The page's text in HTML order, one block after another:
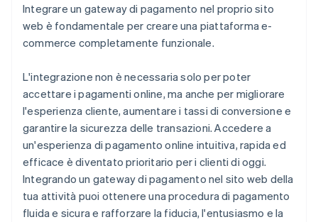
7. Invia le informazioni di pagamento al tuo server
8. Elabora il pagamento sul lato server
10. Gestisci errori e casi limite
11. Testa l’integrazione
12. Attiva la modalità live
Integrare un gateway di pagamento nel proprio sito
web è fondamentale per creare una piattaforma e-
commerce completamente funzionale.
L'integrazione non è necessaria solo per poter
accettare i pagamenti online, ma anche per migliorare
l'esperienza cliente, aumentare i tassi di conversione e
garantire la sicurezza delle transazioni. Accedere a
un'esperienza di pagamento online intuitiva, rapida ed
efficace è diventato prioritario per i clienti di oggi.
Integrando un gateway di pagamento nel sito web della
tua attività puoi ottenere una procedura di pagamento
fluida e sicura e rafforzare la fiducia, l'entusiasmo e la